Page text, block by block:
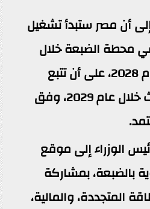
أن مصر ستبدأ تشغيل
محطة الضبعة خلال
النصف الثاني من عام 2028، على أن تتبع
باقي الوحدات الثلاث خلال عام 2029، وفق
الوزراء إلى موقع
بالضبعة، بمشاركة
المتجددة، والمالية،